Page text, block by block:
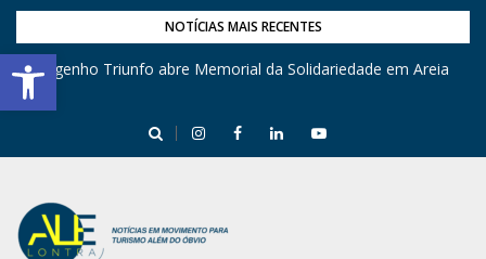
Barra de Ferramentas Aberta
NOTÍCIAS MAIS RECENTES
Engenho Triunfo abre Memorial da Solidariedade em Areia